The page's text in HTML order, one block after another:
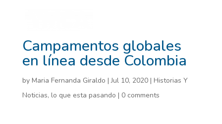
Campamentos globales
en línea desde Colombia
by Maria Fernanda Giraldo |Jul 10, 2020| Historias Y
Noticias, lo que esta pasando | 0 comments